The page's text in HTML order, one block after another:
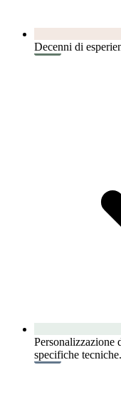
Decenni di
Personalizzazione
specifiche tecniche.